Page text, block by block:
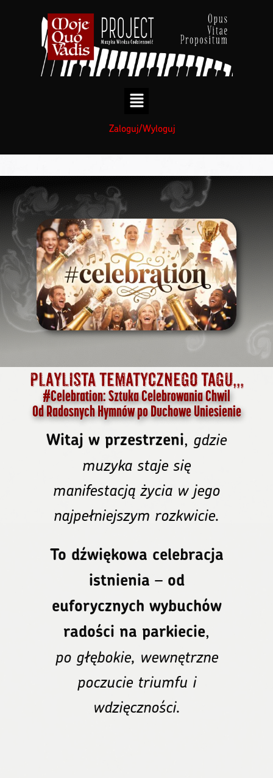
Zaloguj/Wyloguj
Playlista tematycznego tagu,,,
#Celebration: Sztuka Celebrowania Chwil
Od Radosnych Hymnów po Duchowe Uniesienie
Witaj w przestrzeni, gdzie
muzyka staje się
manifestacją życia w jego
najpełniejszym rozkwicie.
To dźwiękowa celebracja
istnienia – od
euforycznych wybuchów
radości na parkiecie,
po głębokie, wewnętrzne
poczucie triumfu i
wdzięczności.